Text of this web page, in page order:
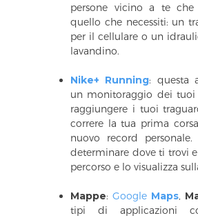
persone vicino a te
quello che necessiti: un
per il cellulare o un
lavandino.
Nike+ Running: questa
un monitoraggio dei
raggiungere i tuoi
correre la tua prima
nuovo record
determinare dove ti trovi
percorso e lo visualizza
Mappe:Google Maps,
tipi di applicazioni